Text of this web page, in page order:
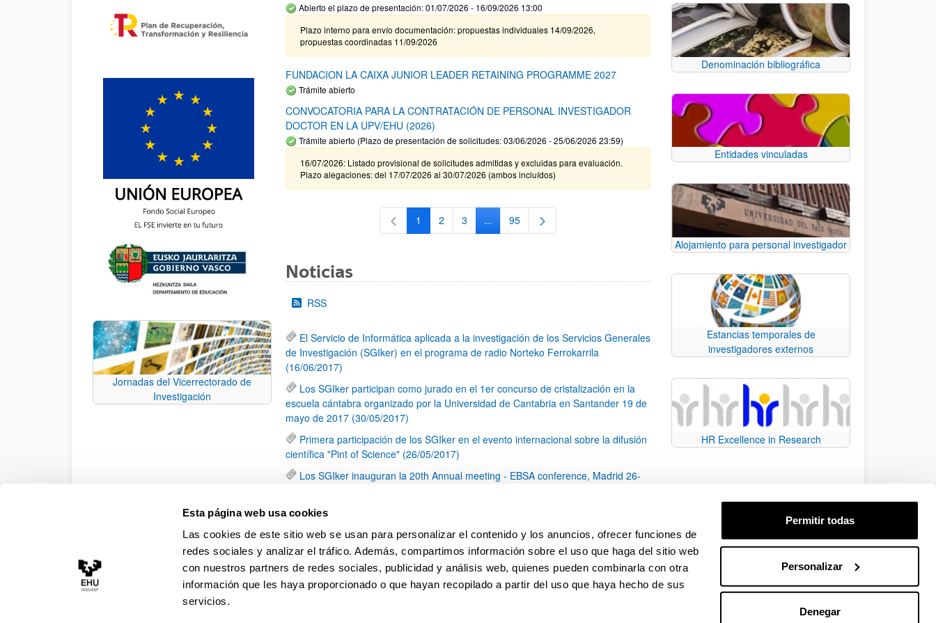
Esta página web usa cookies
Las cookies de este sitio web se usan para personalizar el contenido y los anuncios, ofrecer funciones de
redes sociales y analizar el tráfico. Además, compartimos información sobre el uso que haga del sitio web
con nuestros partners de redes sociales, publicidad y análisis web, quienes pueden combinarla con otra
información que les haya proporcionado o que hayan recopilado a partir del uso que haya hecho de sus
servicios.
Permitir todas
Personalizar
Denegar
Jornadas del Vicerrectorado de
Investigación
Abierto el plazo de presentación: 01/07/2026 - 16/09/2026 13:00
Plazo interno para envío documentación: propuestas individuales 14/09/2026,
propuestas coordinadas 11/09/2026
FUNDACION LA CAIXA JUNIOR LEADER RETAINING PROGRAMME 2027
Trámite abierto
CONVOCATORIA PARA LA CONTRATACIÓN DE PERSONAL INVESTIGADOR
DOCTOR EN LA UPV/EHU (2026)
Trámite abierto (Plazo de presentación de solicitudes: 03/06/2026 - 25/06/2026 23:59)
16/07/2026: Listado provisional de solicitudes admitidas y excluidas para evaluación.
Plazo alegaciones: del 17/07/2026 al 30/07/2026 (ambos incluídos)
Página
1 Página
2 Página
3 ...Páginas intermedias Use TAB para desplazarse.
Página
95
Noticias
RSS
El Servicio de Informática aplicada a la investigación de los Servicios Generales
de Investigación (SGIker) en el programa de radio Norteko Ferrokarrila
(16/06/2017)
Los SGIker participan como jurado en el 1er concurso de cristalización en la
escuela cántabra organizado por la Universidad de Cantabria en Santander 19 de
mayo de 2017 (30/05/2017)
Primera participación de los SGIker en el evento internacional sobre la difusión
científica "Pint of Science" (26/05/2017)
Los SGIker inauguran la 20th Annual meeting - EBSA conference, Madrid 26-
Los SGIker asisten al III Seminario Internacional sobre la Internacionalización
en Barcelona (17-19 mayo 2017) (26/05/2017)
Página
1 ...Páginas intermedias Use TAB para desplazarse.
Página
17 Página
18 Página
19 ...Páginas intermedias Use TAB para desplazarse.
Página
79
Denominación bibliográfica
Entidades vinculadas
Alojamiento para personal investigador
Estancias temporales de
investigadores externos
HR Excellence in Research